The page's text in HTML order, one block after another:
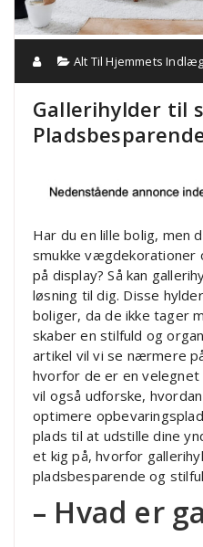
Alt Til Hjemmets Indlæg
Gallerihylder til
Har du en lille bolig, men
smukke vægdekorationer
på display? Så kan
løsning til dig. Disse
boliger, da de ikke tager
skaber en stilfuld og
artikel vil vi se nærmere
hvorfor de er en velegnet
vil også udforske,
optimere
plads til at udstille dine
et kig på, hvorfor
pladsbesparende og
– Hvad er